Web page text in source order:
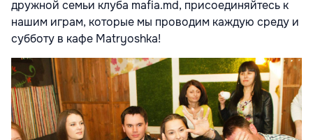
дружной семьи клуба mafia.md, присоединяйтесь к
нашим играм, которые мы проводим каждую среду и
субботу в кафе Matryoshka!